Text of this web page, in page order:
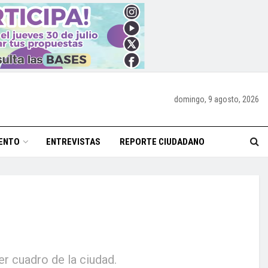
domingo, 9 agosto, 2026
ENTREVISTAS REPORTE CIUDADANO
cuadro de la ciudad.